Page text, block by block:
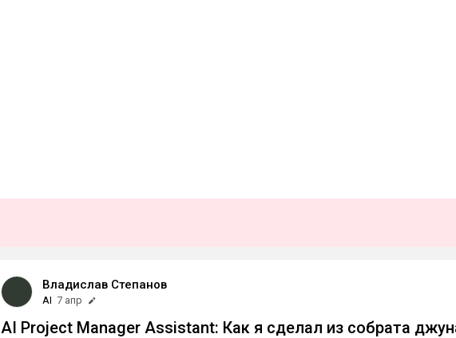
Владислав Степанов
AI 7 апр
AI Project Manager Assistant: Как я сделал из собрата